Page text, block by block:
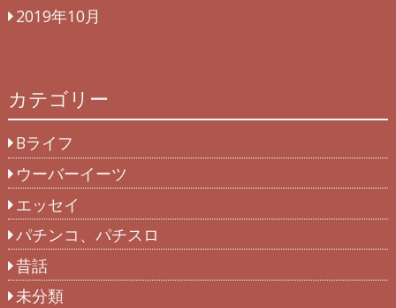
2019年10月
カテゴリー
Bライフ
ウーバーイーツ
エッセイ
パチンコ、パチスロ
昔話
未分類